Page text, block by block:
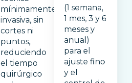
mínimamente
invasiva, sin
cortes ni
puntos,
reduciendo
el tiempo
quirúrgico
(1 semana,
1 mes, 3 y 6
meses y
anual)
para el
ajuste fino
y el